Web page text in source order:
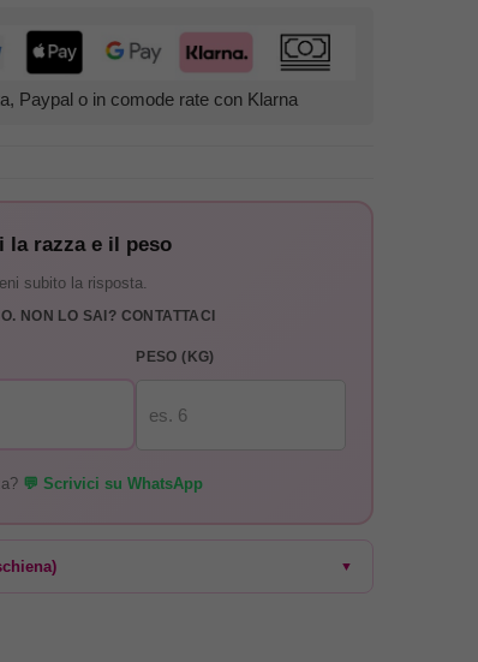
Paypal o in comode rate con Klarna
razza e il peso
subito la risposta.
NON LO SAI? CONTATTACI
PESO (KG)
💬 Scrivici su WhatsApp
▼